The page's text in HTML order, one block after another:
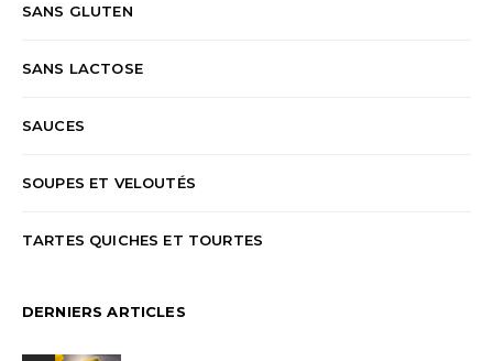
SANS GLUTEN
SANS LACTOSE
SAUCES
SOUPES ET VELOUTÉS
TARTES QUICHES ET TOURTES
DERNIERS ARTICLES